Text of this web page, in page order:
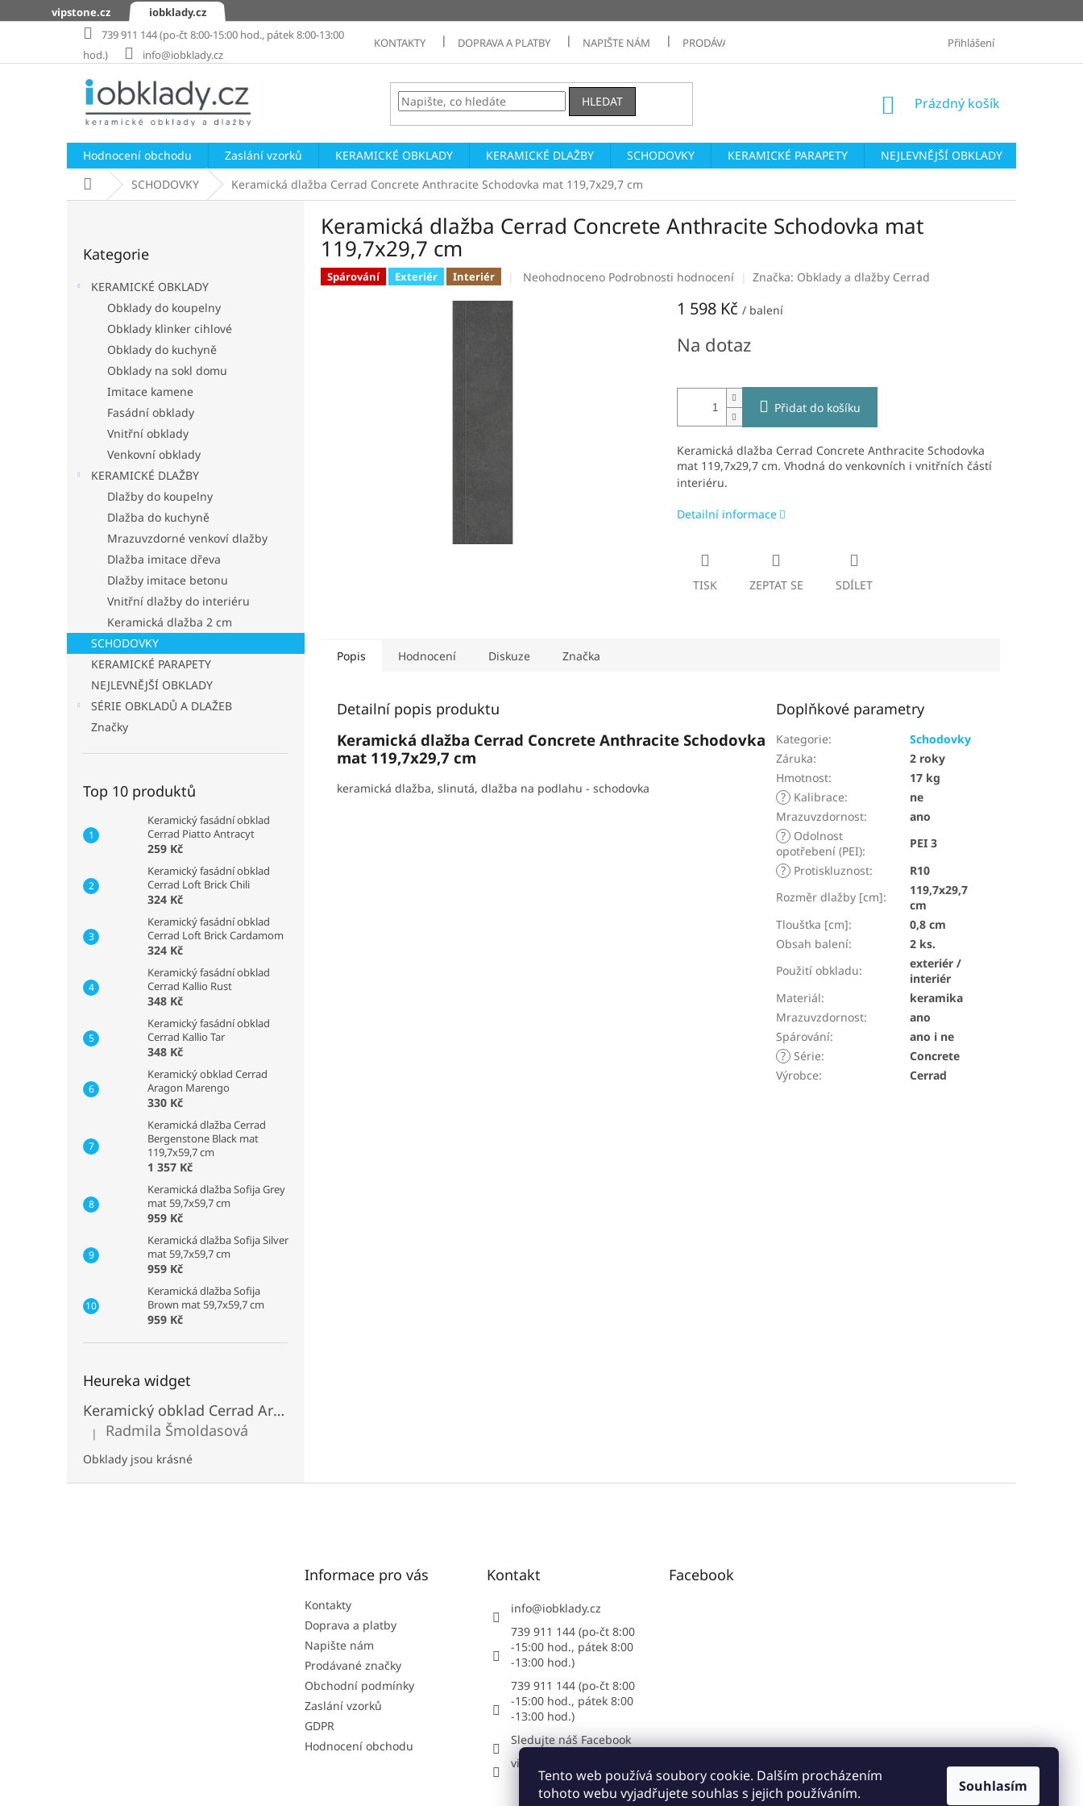
Tento web používá soubory cookie. Dalším procházením
tohoto webu vyjadřujete souhlas s jejich používáním.
Souhlasím
na
vipstone.cz
iobklady.cz
739 911 144 (po-čt 8:00-15:00 hod., pátek 8:00-13:00
hod.)
info@iobklady.cz
KONTAKTY DOPRAVA A PLATBY NAPIŠTE NÁM PRODÁVANÉ ZNAČKY ZASLÁNÍ VZORKŮ
Přihlášení
HLEDAT
NÁKUPNÍ
Prázdný košík
Hodnocení obchodu Zaslání vzorků KERAMICKÉ OBKLADY KERAMICKÉ DLAŽBY SCHODOVKY KERAMICKÉ PARAPETY NEJLEVNĚJŠÍ OBKLADY
Domů SCHODOVKY Keramická dlažba Cerrad Concrete Anthracite Schodovka mat 119,7x29,7 cm
kategorie
Kategorie
KERAMICKÉ OBKLADY
Obklady do koupelny
Obklady klinker cihlové
Obklady do kuchyně
Obklady na sokl domu
Imitace kamene
Fasádní obklady
Vnitřní obklady
Venkovní obklady
KERAMICKÉ DLAŽBY
Dlažby do koupelny
Dlažba do kuchyně
Mrazuvzdorné venkoví dlažby
Dlažba imitace dřeva
Dlažby imitace betonu
Vnitřní dlažby do interiéru
Keramická dlažba 2 cm
SCHODOVKY
KERAMICKÉ PARAPETY
NEJLEVNĚJŠÍ OBKLADY
SÉRIE OBKLADŮ A DLAŽEB
Značky
Top 10 produktů
Keramický fasádní obklad
Cerrad Piatto Antracyt
259 Kč
Keramický fasádní obklad
Cerrad Loft Brick Chili
324 Kč
Keramický fasádní obklad
Cerrad Loft Brick Cardamom
324 Kč
Keramický fasádní obklad
Cerrad Kallio Rust
348 Kč
Keramický fasádní obklad
Cerrad Kallio Tar
348 Kč
Keramický obklad Cerrad
Aragon Marengo
330 Kč
Keramická dlažba Cerrad
Bergenstone Black mat
119,7x59,7 cm
1 357 Kč
Keramická dlažba Sofija Grey
mat 59,7x59,7 cm
959 Kč
Keramická dlažba Sofija Silver
mat 59,7x59,7 cm
959 Kč
Keramická dlažba Sofija
Brown mat 59,7x59,7 cm
959 Kč
Heureka widget
Keramický obklad Cerrad Aragon Savana
Hodnocení produktu je 5 z 5 hvězdiček.
| Radmila Šmoldasová
Obklady jsou krásné
Keramická dlažba Cerrad Concrete Anthracite Schodovka mat
119,7x29,7 cm
Spárování Exteriér Interiér
Průměrné
Neohodnoceno Podrobnosti hodnocení Značka: Obklady a dlažby Cerrad
1 598 Kč / balení
cena:
Na dotaz
Přidat do košíku
Keramická dlažba Cerrad Concrete Anthracite Schodovka
mat 119,7x29,7 cm. Vhodná do venkovních i vnitřních částí
interiéru.
Detailní informace
TISK ZEPTAT SE SDÍLET
Popis Hodnocení Diskuze Značka
Detailní popis produktu
Keramická dlažba Cerrad Concrete Anthracite Schodovka
mat 119,7x29,7 cm
keramická dlažba, slinutá, dlažba na podlahu - schodovka
Doplňkové parametry
Kategorie:
Schodovky
Záruka:
2 roky
Hmotnost:
17 kg
? Kalibrace:
ne
Mrazuvzdornost:
ano
? Odolnost
opotřebení (PEI):
PEI 3
? Protiskluznost:
R10
Rozměr dlažby [cm]:
119,7x29,7
cm
Tloušťka [cm]:
0,8 cm
Obsah balení:
2 ks.
Použití obkladu:
exteriér /
interiér
Materiál:
keramika
Mrazuvzdornost:
ano
Spárování:
ano i ne
? Série:
Concrete
Výrobce: Cerrad
Informace pro vás
Kontakty
Doprava a platby
Napište nám
Prodávané značky
Obchodní podmínky
Zaslání vzorků
GDPR
Hodnocení obchodu
Kontakt
info@iobklady.cz
739 911 144 (po-čt 8:00
-15:00 hod., pátek 8:00
-13:00 hod.)
739 911 144 (po-čt 8:00
-15:00 hod., pátek 8:00
-13:00 hod.)
Sledujte náš Facebook
vipstonecz
Facebook